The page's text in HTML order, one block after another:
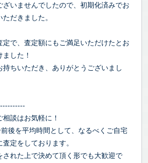
ざいませんでしたので、初期化済みでお
だきました。
定で、査定額にもご満足いただけたとお
した！
持ちいただき、ありがとうございまし
談はお気軽に！
後を平均時間として、なるべくご自宅
定をしております。
された上で決めて頂く形でも大歓迎で